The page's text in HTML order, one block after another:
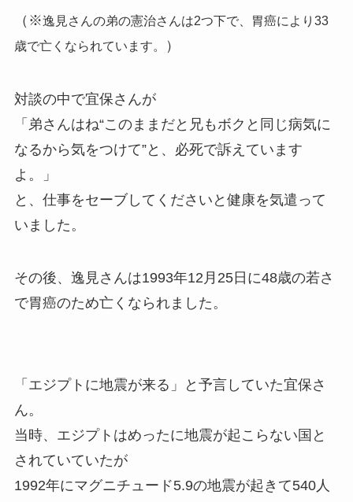
（※逸見さんの弟の憲治さんは2つ下で、胃癌により33
歳で亡くなられています。
）
対談の中で宜保さんが
「弟さんはね“このままだと兄もボクと同じ病気に
なるから気をつけて”と、必死で訴えています
よ。」
と、仕事をセーブしてくださいと健康を気遣って
いました。
その後、逸見さんは1993年12月25日に48歳の若さ
で胃癌のため亡くなられました。
「エジプトに地震が来る」と予言していた宜保さ
ん。
当時、エジプトはめったに地震が起こらない国と
されていていたが
1992年にマグニチュード5.9の地震が起きて540人